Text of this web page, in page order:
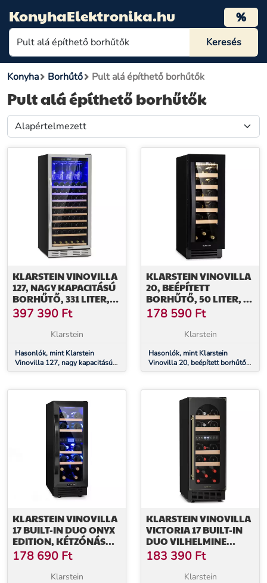
KonyhaElektronika.hu %
Konyha Borhűtő Pult alá építhető borhűtők
Pult alá építhető borhűtők
KLARSTEIN VINOVILLA
127, NAGY KAPACITÁSÚ
BORHŰTŐ, 331 LITER,
127 PALACK,
ÜVEGAJTÓ,
ROZSDAMENTES ACÉL
397 390 Ft
Klarstein
Hasonlók, mint Klarstein
Vinovilla 127, nagy kapacitású
borhűtő, 331 liter, 127 palack,
KLARSTEIN VINOVILLA
20, BEÉPÍTETT
BORHŰTŐ, 50 LITER, 20
PALACK, ÜVEGAJTÓ,
ROZSDAMENTES ACÉL
178 590 Ft
Klarstein
Hasonlók, mint Klarstein
Vinovilla 20, beépített borhűtő,
50 liter, 20 palack, üvegajtó,
KLARSTEIN VINOVILLA
17 BUILT-IN DUO ONYX
EDITION, KÉTZÓNÁS
BORHŰTŐ, 53 LITER, 17
PALACK, 3 SZÍNŰ LED
VILÁGÍTÁS, ÜVEGAJTÓ
178 690 Ft
Klarstein
KLARSTEIN VINOVILLA
VICTORIA 17 BUILT-IN
DUO VILHELMINE
EDITION, BORHŰTŐ, 17
PALACK, ÜVEGAJTÓ
183 390 Ft
Klarstein